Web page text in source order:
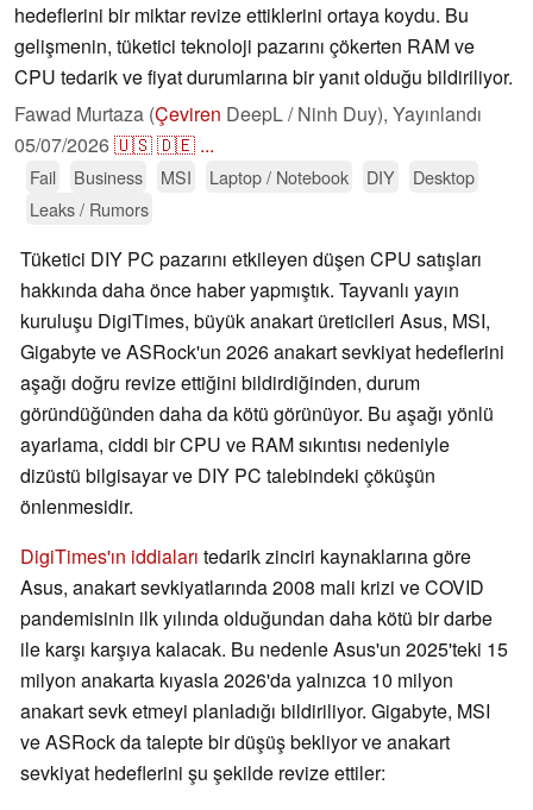
hedeflerini bir miktar revize ettiklerini ortaya koydu. Bu
gelişmenin, tüketici teknoloji pazarını çökerten RAM ve
CPU tedarik ve fiyat durumlarına bir yanıt olduğu bildiriliyor.
Fawad Murtaza (Çeviren DeepL / Ninh Duy), Yayınlandı
05/07/2026🇺🇸🇩🇪 ...
Fail Business MSI Laptop / Notebook DIY
Desktop
Leaks / Rumors
Tüketici DIY PC pazarını etkileyen düşen CPU satışları
hakkında daha önce haber yapmıştık. Tayvanlı yayın
kuruluşu DigiTimes, büyük anakart üreticileri Asus, MSI,
Gigabyte ve ASRock'un 2026 anakart sevkiyat hedeflerini
aşağı doğru revize ettiğini bildirdiğinden, durum
göründüğünden daha da kötü görünüyor. Bu aşağı yönlü
ayarlama, ciddi bir CPU ve RAM sıkıntısı nedeniyle
dizüstü bilgisayar ve DIY PC talebindeki çöküşün
önlenmesidir.
DigiTimes'ın iddiaları tedarik zinciri kaynaklarına göre
Asus, anakart sevkiyatlarında 2008 mali krizi ve COVID
pandemisinin ilk yılında olduğundan daha kötü bir darbe
ile karşı karşıya kalacak. Bu nedenle Asus'un 2025'teki 15
milyon anakarta kıyasla 2026'da yalnızca 10 milyon
anakart sevk etmeyi planladığı bildiriliyor. Gigabyte, MSI
ve ASRock da talepte bir düşüş bekliyor ve anakart
sevkiyat hedeflerini şu şekilde revize ettiler: